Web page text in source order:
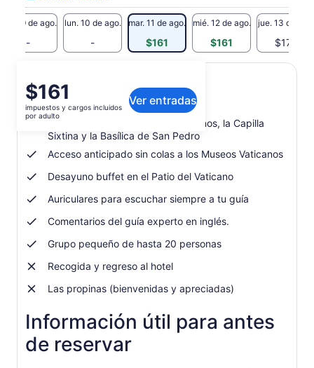
fechas
dom. 9 de ago.
-
lun. 10 de ago.
-
mar. 11 de ago.
$161
mié. 12 de ago.
$161
jue. 13 de ago.
$177
El
precio
es
$161.
por
adulto
$161
impuestos y cargos incluidos
por adulto
Ver entradas
Qué incluye o no
Tour guiado de los Museos Vaticanos, la Capilla
Sixtina y la Basílica de San Pedro
Acceso anticipado sin colas a los Museos Vaticanos
Desayuno buffet en el Patio del Vaticano
Auriculares para escuchar siempre a tu guía
Comentarios del guía experto en inglés.
Grupo pequeño de hasta 20 personas
Recogida y regreso al hotel
Las propinas (bienvenidas y apreciadas)
Información útil para antes
de reservar